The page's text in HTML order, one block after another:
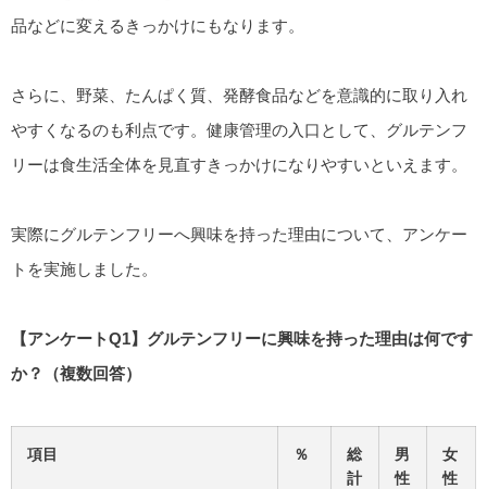
品などに変えるきっかけにもなります。
さらに、野菜、たんぱく質、発酵食品などを意識的に取り入れ
やすくなるのも利点です。健康管理の入口として、グルテンフ
リーは食生活全体を見直すきっかけになりやすいといえます。
実際にグルテンフリーへ興味を持った理由について、アンケー
トを実施しました。
【アンケートQ1】グルテンフリーに興味を持った理由は何です
か？（複数回答）
項目 ％
総
計
男
性
女
性